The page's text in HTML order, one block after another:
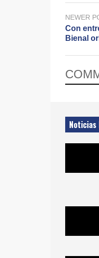
NEWER
Con
Bienal
Noticias